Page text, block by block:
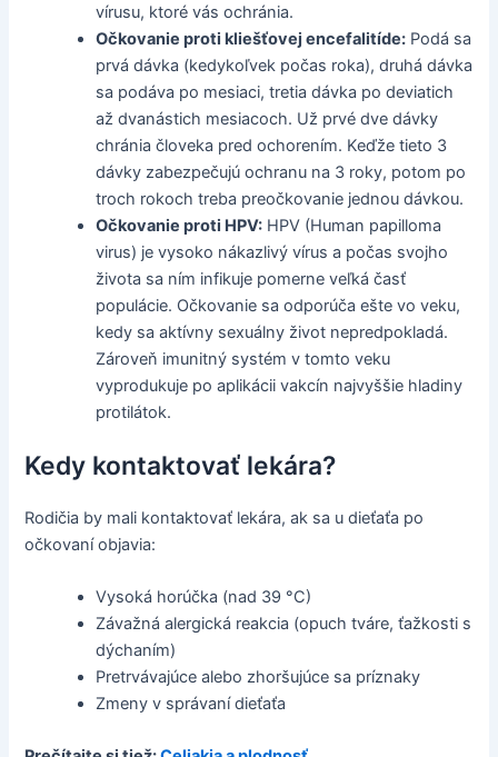
vírusu, ktoré vás ochránia.
Očkovanie proti kliešťovej encefalitíde: Podá sa
prvá dávka (kedykoľvek počas roka), druhá dávka
sa podáva po mesiaci, tretia dávka po deviatich
až dvanástich mesiacoch. Už prvé dve dávky
chránia človeka pred ochorením. Keďže tieto 3
dávky zabezpečujú ochranu na 3 roky, potom po
troch rokoch treba preočkovanie jednou dávkou.
Očkovanie proti HPV: HPV (Human papilloma
virus) je vysoko nákazlivý vírus a počas svojho
života sa ním infikuje pomerne veľká časť
populácie. Očkovanie sa odporúča ešte vo veku,
kedy sa aktívny sexuálny život nepredpokladá.
Zároveň imunitný systém v tomto veku
vyprodukuje po aplikácii vakcín najvyššie hladiny
protilátok.
Kedy kontaktovať lekára?
Rodičia by mali kontaktovať lekára, ak sa u dieťaťa po
očkovaní objavia:
Vysoká horúčka (nad 39 °C)
Závažná alergická reakcia (opuch tváre, ťažkosti s
dýchaním)
Pretrvávajúce alebo zhoršujúce sa príznaky
Zmeny v správaní dieťaťa